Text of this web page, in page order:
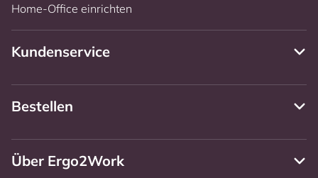
Home-Office einrichten
Kundenservice
Bestellen
Über Ergo2Work